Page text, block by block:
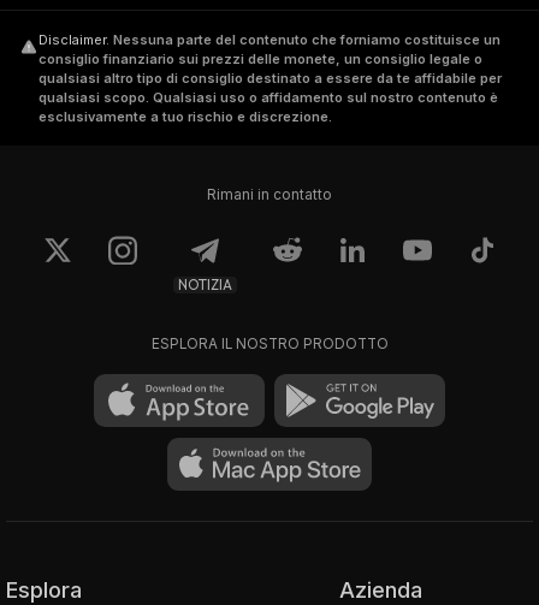
Disclaimer. Nessuna parte del contenuto che forniamo costituisce un
consiglio finanziario sui prezzi delle monete, un consiglio legale o
qualsiasi altro tipo di consiglio destinato a essere da te affidabile per
qualsiasi scopo. Qualsiasi uso o affidamento sul nostro contenuto è
esclusivamente a tuo rischio e discrezione.
Rimani in contatto
NOTIZIA
ESPLORA IL NOSTRO PRODOTTO
Esplora Azienda